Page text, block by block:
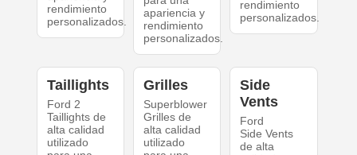
rendimiento
personalizados.
apariencia y
rendimiento
personalizados.
rendimiento
personalizados.
Taillights
Ford 2
Taillights de
alta calidad
utilizado
Grilles
Superblower
Grilles de
alta calidad
utilizado
Side
Vents
Ford
Side Vents
de alta